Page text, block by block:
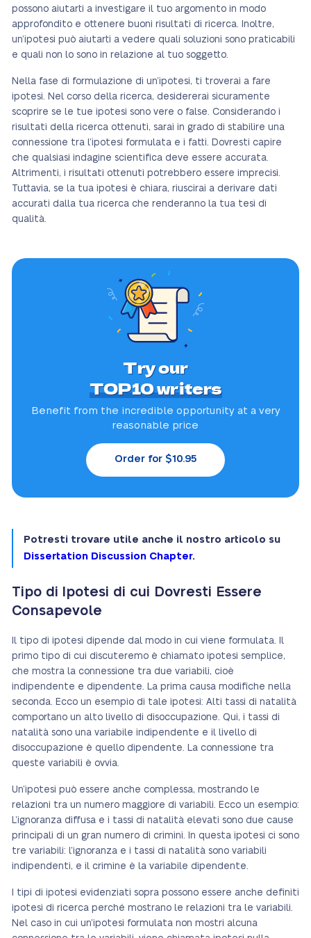
possono aiutarti a investigare il tuo argomento in modo
approfondito e ottenere buoni risultati di ricerca. Inoltre,
un’ipotesi può aiutarti a vedere quali soluzioni sono praticabili
e quali non lo sono in relazione al tuo soggetto.
Nella fase di formulazione di un’ipotesi, ti troverai a fare
ipotesi. Nel corso della ricerca, desidererai sicuramente
scoprire se le tue ipotesi sono vere o false. Considerando i
risultati della ricerca ottenuti, sarai in grado di stabilire una
connessione tra l’ipotesi formulata e i fatti. Dovresti capire
che qualsiasi indagine scientifica deve essere accurata.
Altrimenti, i risultati ottenuti potrebbero essere imprecisi.
Tuttavia, se la tua ipotesi è chiara, riuscirai a derivare dati
accurati dalla tua ricerca che renderanno la tua tesi di
qualità.
Try our
TOP10 writers
Benefit from the incredible opportunity at a very
reasonable price
Order for $10.95
Potresti trovare utile anche il nostro articolo su
Dissertation Discussion Chapter.
Tipo di Ipotesi di cui Dovresti Essere
Consapevole
Il tipo di ipotesi dipende dal modo in cui viene formulata. Il
primo tipo di cui discuteremo è chiamato ipotesi semplice,
che mostra la connessione tra due variabili, cioè
indipendente e dipendente. La prima causa modifiche nella
seconda. Ecco un esempio di tale ipotesi: Alti tassi di natalità
comportano un alto livello di disoccupazione. Qui, i tassi di
natalità sono una variabile indipendente e il livello di
disoccupazione è quello dipendente. La connessione tra
queste variabili è ovvia.
Un’ipotesi può essere anche complessa, mostrando le
relazioni tra un numero maggiore di variabili. Ecco un esempio:
L’ignoranza diffusa e i tassi di natalità elevati sono due cause
principali di un gran numero di crimini. In questa ipotesi ci sono
tre variabili: l’ignoranza e i tassi di natalità sono variabili
indipendenti, e il crimine è la variabile dipendente.
I tipi di ipotesi evidenziati sopra possono essere anche definiti
ipotesi di ricerca perché mostrano le relazioni tra le variabili.
Nel caso in cui un’ipotesi formulata non mostri alcuna